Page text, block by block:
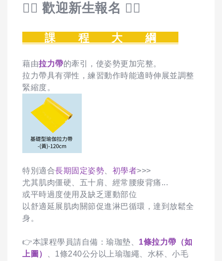
🙋‍♀️ 歡迎新生報名 🙋‍♀️
課 程 大 綱
藉由拉力帶的牽引，使姿勢更加完整。
拉力帶具有彈性，練習動作時能適時伸展並調整
緊縮度。
特別適合長期固定姿勢 初學者>>>
尤其肌肉僵硬、五十肩、經常腰痠背痛...
或平時過度使用及缺乏運動部位
以舒適延展肌肉關節促進淋巴循環，達到放鬆全
身。
👉本課程學員請自備：瑜珈墊、 1條拉力帶（如
上圖）
、1條240公分以上瑜珈繩、水杯、小毛